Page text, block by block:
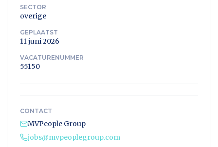
SECTOR
overige
GEPLAATST
11 juni 2026
VACATURENUMMER
55150
CONTACT
MVPeople Group
jobs@mvpeoplegroup.com